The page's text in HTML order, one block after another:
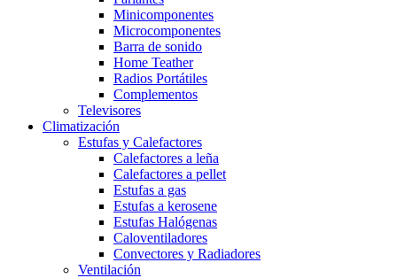
Minicomponentes
Microcomponentes
Barra de sonido
Home Teather
Radios Portátiles
Complementos
Televisores
Climatización
Estufas y Calefactores
Calefactores a leña
Calefactores a pellet
Estufas a gas
Estufas a kerosene
Estufas Halógenas
Caloventiladores
Convectores y Radiadores
Ventilación